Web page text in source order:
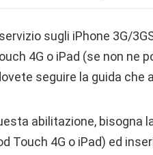
sugli iPhone 3G/
4G o iPad (se non
seguire la guida che
abilitazione, bisogna
Touch 4G o iPad) ed